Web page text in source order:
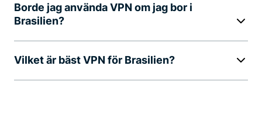
Borde jag använda VPN om jag bor i
Brasilien?
Vilket är bäst VPN för Brasilien?